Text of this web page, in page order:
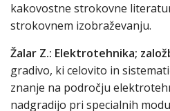
kakovostne strokovne
strokovnem izobraževanju.
Žalar Z.: Elektrotehnika;
gradivo, ki celovito in
znanje na področju
nadgradijo pri specialnih